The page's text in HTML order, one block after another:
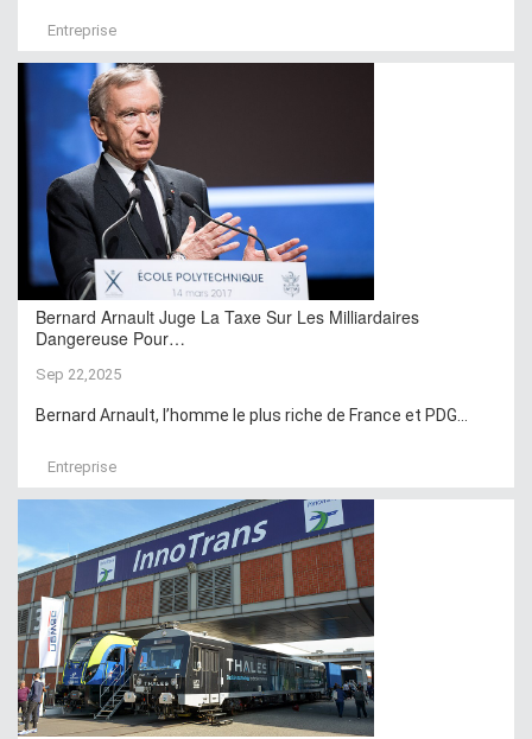
Entreprise
Bernard Arnault Juge La Taxe Sur Les Milliardaires
Dangereuse Pour…
Sep 22,2025
Bernard Arnault, l’homme le plus riche de France et PDG...
Entreprise